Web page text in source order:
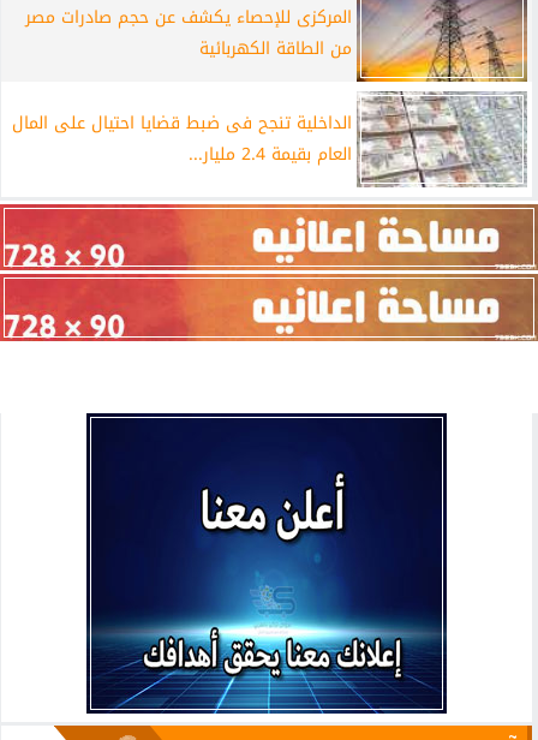
المركزى للإحصاء يكشف عن حجم صادرات مصر
من الطاقة الكهربائية
الداخلية تنجح فى ضبط قضايا احتيال على المال
العام بقيمة 2.4 مليار...